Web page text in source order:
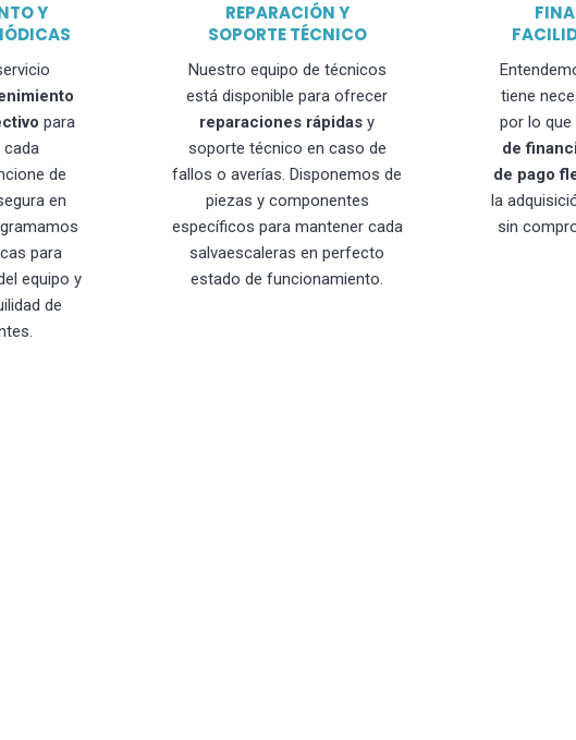
Y
para
cada
de
en
para
equipo y
de
REPARACIÓN Y
SOPORTE TÉCNICO
Nuestro equipo de técnicos
está disponible para ofrecer
reparaciones rápidas y
soporte técnico en caso de
fallos o averías. Disponemos de
piezas y componentes
específicos para mantener cada
salvaescaleras en perfecto
estado de funcionamiento.
tiene
por lo
de
de pago
la
sin